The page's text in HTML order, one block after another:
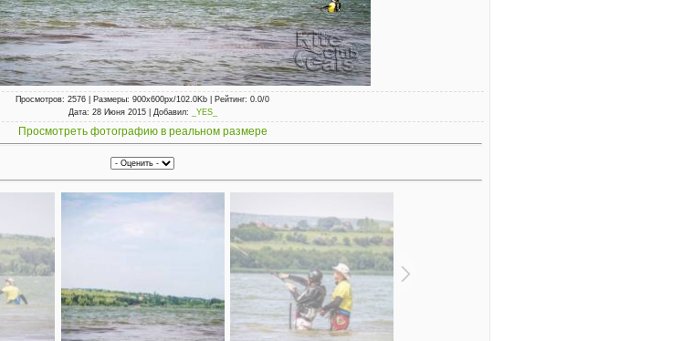
Просмотров: 2576 | Размеры: 900x600px/102.0Kb | Рейтинг: 0.0/0
Дата: 28 Июня 2015 | Добавил: _YES_
Просмотреть фотографию в реальном размере